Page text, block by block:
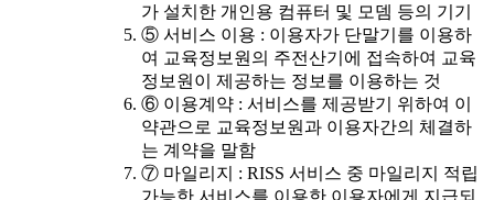
가 설치한 개인용 컴퓨터 및 모뎀 등의 기기
⑤ 서비스 이용 : 이용자가 단말기를 이용하
여 교육정보원의 주전산기에 접속하여 교육
정보원이 제공하는 정보를 이용하는 것
⑥ 이용계약 : 서비스를 제공받기 위하여 이
약관으로 교육정보원과 이용자간의 체결하
는 계약을 말함
⑦ 마일리지 : RISS 서비스 중 마일리지 적립